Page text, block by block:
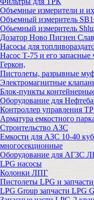
Объемные измерители и
Объемный измеритель
Обьемный измеритель
Дозатор Ново Пигнен
Насосы для
Насос Т-75 и его
Геркон,
Пистолеты, разрывные
Электромагнитные
Блок-пункты
Оборудование для
Контроллер управления
Арматура емкостного
Строительство АЗС
Емкости для АЗС 10-40
многосекционные
Оборудование для АГЗС
LPG насосы
Колонки ЛПГ
Пистолеты LPG и
LPG Group запчасти LPG